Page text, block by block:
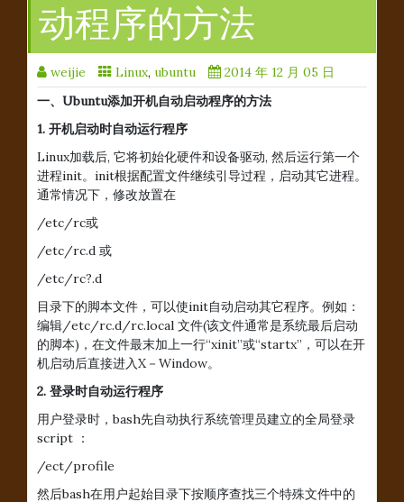
动程序的方法
weijie Linux, ubuntu
2014 年 12 月 05 日
一、Ubuntu添加开机自动启动程序的方法
1. 开机启动时自动运行程序
Linux加载后, 它将初始化硬件和设备驱动, 然后运行第一个
进程init。init根据配置文件继续引导过程，启动其它进程。
通常情况下，修改放置在
/etc/rc或
/etc/rc.d 或
/etc/rc?.d
目录下的脚本文件，可以使init自动启动其它程序。例如：
编辑/etc/rc.d/rc.local 文件(该文件通常是系统最后启动
的脚本)，在文件最末加上一行“xinit”或“startx”，可以在开
机启动后直接进入X－Window。
2. 登录时自动运行程序
用户登录时，bash先自动执行系统管理员建立的全局登录
script ：
/ect/profile
然后bash在用户起始目录下按顺序查找三个特殊文件中的